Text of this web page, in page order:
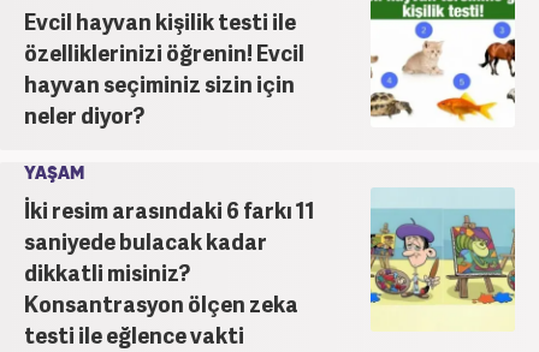
Evcil hayvan kişilik testi ile
özelliklerinizi öğrenin! Evcil
hayvan seçiminiz sizin için
neler diyor?
YAŞAM
İki resim arasındaki 6 farkı 11
saniyede bulacak kadar
dikkatli misiniz?
Konsantrasyon ölçen zeka
testi ile eğlence vakti